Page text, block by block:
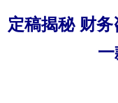
定稿揭秘 财